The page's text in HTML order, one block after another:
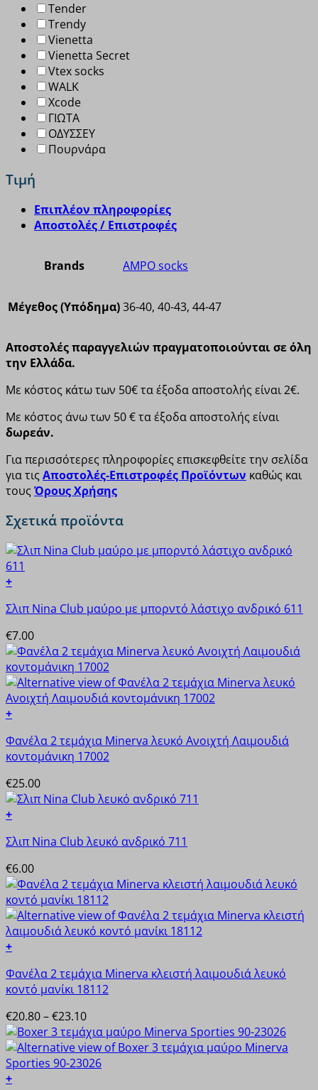
Tender
Trendy
Vienetta
Vienetta Secret
Vtex socks
WALK
Xcode
ΓΙΩΤΑ
ΟΔΥΣΣΕΥ
Πουρνάρα
Τιμή
Επιπλέον πληροφορίες
Αποστολές / Επιστροφές
Brands AMPO socks
Μέγεθος (Υπόδημα)36-40, 40-43, 44-47
Αποστολές παραγγελιών πραγματοποιούνται σε όλη
την Ελλάδα.
Με κόστος κάτω των 50€ τα έξοδα αποστολής είναι 2€.
Με κόστος άνω των 50 € τα έξοδα αποστολής είναι
δωρεάν.
Για περισσότερες πληροφορίες επισκεφθείτε την σελίδα
για τις Αποστολές-Επιστροφές Προϊόντων καθώς και
τους Όρους Χρήσης
Σχετικά προϊόντα
+
το
προϊόν
έχει
πολλαπλές
παραλλαγές.
Οι
επιλογές
μπορούν
να
επιλεγούν
σελίδα
του
προϊόντος
Σλιπ Nina Club μαύρο με μπορντό λάστιχο ανδρικό 611
€7.00
+
το
προϊόν
έχει
πολλαπλές
παραλλαγές.
Οι
επιλογές
να
επιλεγούν
στη
σελίδα
του
προϊόντος
Φανέλα 2 τεμάχια Minerva λευκό Ανοιχτή Λαιμουδιά
κοντομάνικη 17002
€25.00
+
το
προϊόν
έχει
πολλαπλές
παραλλαγές.
Οι
επιλογές
μπορούν
να
επιλεγούν
σελίδα
του
προϊόντος
Σλιπ Nina Club λευκό ανδρικό 711
€6.00
+
το
προϊόν
έχει
πολλαπλές
παραλλαγές.
Οι
επιλογές
μπορούν
Φανέλα 2 τεμάχια Minerva κλειστή λαιμουδιά λευκό
κοντό μανίκι 18112
€20.80–€23.10Price
range:
€20.80
through
+